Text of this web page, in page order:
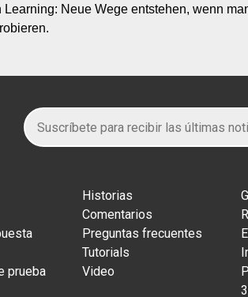
Learning: Neue Wege entstehen, wenn
prueba
Historias
Comentarios
Preguntas frecuentes
Tutorials
Video